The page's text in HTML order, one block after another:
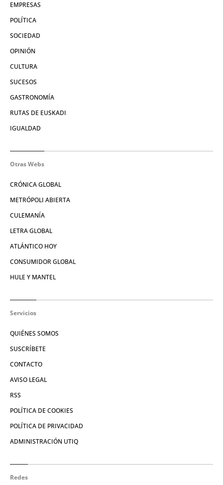
EMPRESAS
POLÍTICA
SOCIEDAD
OPINIÓN
CULTURA
SUCESOS
GASTRONOMÍA
RUTAS DE EUSKADI
IGUALDAD
Otras Webs
CRÓNICA GLOBAL
METRÓPOLI ABIERTA
CULEMANÍA
LETRA GLOBAL
ATLÁNTICO HOY
CONSUMIDOR GLOBAL
HULE Y MANTEL
Servicios
QUIÉNES SOMOS
SUSCRÍBETE
CONTACTO
AVISO LEGAL
RSS
POLÍTICA DE COOKIES
POLÍTICA DE PRIVACIDAD
ADMINISTRACIÓN UTIQ
Redes